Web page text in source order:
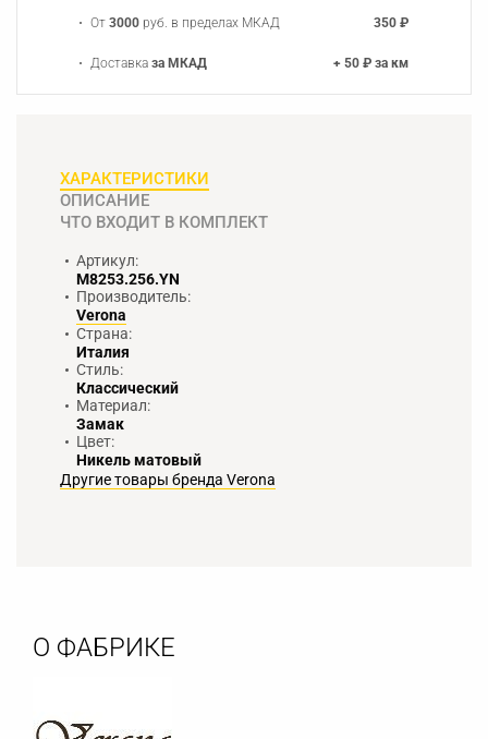
От3000 руб. в пределах МКАД 350 ₽
Доставказа МКАД + 50 ₽ за км
ХАРАКТЕРИСТИКИ
ОПИСАНИЕ
ЧТО ВХОДИТ В КОМПЛЕКТ
Артикул:
M8253.256.YN
Производитель:
Verona
Страна:
Италия
Стиль:
Классический
Материал:
Замак
Цвет:
Никель матовый
Другие товары бренда Verona
О ФАБРИКЕ